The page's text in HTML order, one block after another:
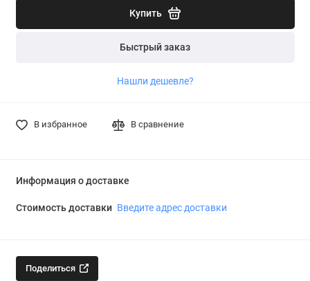
Купить
Быстрый заказ
Нашли дешевле?
В избранное В сравнение
Информация о доставке
Стоимость доставки Введите адрес доставки
Поделиться